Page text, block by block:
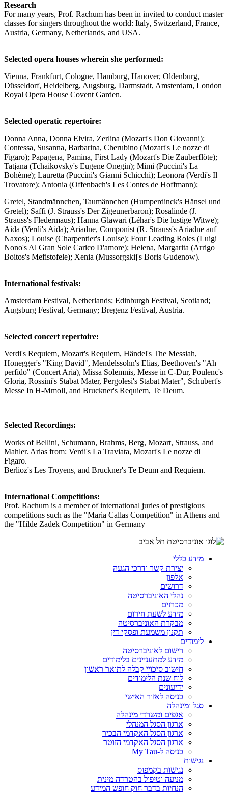
Research
For many years, Prof. Rachum has been in invited to conduct master
classes for singers throughout the world: Italy, Switzerland, France,
Austria, Germany, Netherlands, and USA.
Selected opera houses wherein she performed:
Vienna, Frankfurt, Cologne, Hamburg, Hanover, Oldenburg,
Düsseldorf, Heidelberg, Augsburg, Darmstadt, Amsterdam, London
Royal Opera House Covent Garden.
Selected operatic repertoire:
Donna Anna, Donna Elvira, Zerlina (Mozart's Don Giovanni);
Contessa, Susanna, Barbarina, Cherubino (Mozart's Le nozze di
Figaro); Papagena, Pamina, First Lady (Mozart's Die Zauberflöte);
Tatjana (Tchaikovsky's Eugene Onegin); Mimi (Puccini's La
Bohème); Lauretta (Puccini's Gianni Schicchi); Leonora (Verdi's Il
Trovatore); Antonia (Offenbach's Les Contes de Hoffmann);
Gretel, Standmännchen, Taumännchen (Humperdinck's Hänsel und
Gretel); Saffi (J. Strauss's Der Zigeunerbaron); Rosalinde (J.
Strauss's Fledermaus); Hanna Glawari (Léhar's Die lustige Witwe);
Aida (Verdi's Aida); Ariadne, Componist (R. Strauss's Ariadne auf
Naxos); Louise (Charpentier's Louise); Four Leading Roles (Luigi
Nono's Al Gran Sole Carico D'amore); Helena, Margarita (Arrigo
Boitos's Mefistofele); Xenia (Mussorgskij's Boris Gudenow).
International festivals:
Amsterdam Festival, Netherlands; Edinburgh Festival, Scotland;
Augsburg Festival, Germany; Bregenz Festival, Austria.
Selected concert repertoire:
Verdi's Requiem, Mozart's Requiem, Händel's The Messiah,
Honegger's "King David", Mendelssohn's Elias, Beethoven's "Ah
perfido" (Concert Aria), Missa Solemnis, Messe in C-Dur, Poulenc's
Gloria, Rossini's Stabat Mater, Pergolesi's Stabat Mater", Schubert's
Messe In H-Mmoll, and Bruckner's Requiem, Te Deum.
Selected Recordings:
Works of Bellini, Schumann, Brahms, Berg, Mozart, Strauss, and
Mahler. Arias from: Verdi's La Traviata, Mozart's Le nozze di
Figaro.
Berlioz's Les Troyens, and Bruckner's Te Deum and Requiem.
International Competitions:
Prof. Rachum is a member of international juries of prestigious
competitions such as the "Maria Callas Competition" in Athens and
the "Hilde Zadek Competition" in Germany
מידע כללי
יצירת קשר ודרכי הגעה
אלפון
דרושים
נהלי האוניברסיטה
מכרזים
מידע לשעת חירום
מבקרת האוניברסיטה
תקנון משמעת ופסקי דין
לימודים
רישום לאוניברסיטה
מידע למתעניינים בלימודים
חישוב סיכויי קבלה לתואר ראשון
לוח שנת הלימודים
ידיעונים
כניסה לאזור האישי
סגל ומינהלה
אגפים ומשרדי מינהלה
ארגון הסגל המנהלי
ארגון הסגל האקדמי הבכיר
ארגון הסגל האקדמי הזוטר
כניסה ל-My Tau
נגישות
נגישות בקמפוס
מניעה וטיפול בהטרדה מינית
הנחיות בדבר חוק חופש המידע